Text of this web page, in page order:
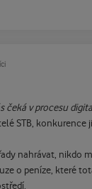
čeká v procesu
STB,
nahrávat, nikdo
o peníze,